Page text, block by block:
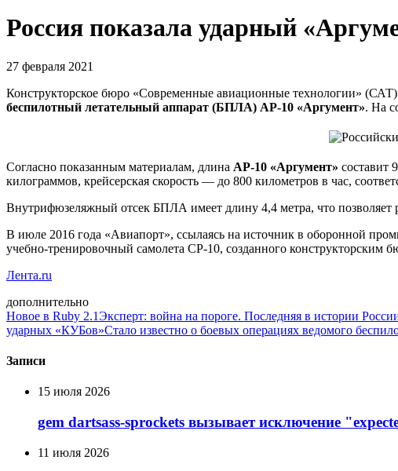
Россия показала ударный
27 февраля 2021
Конструкторское бюро «Современные авиационные технологии» (САТ)
беспилотный летательный аппарат (БПЛА) АР-10 «Аргумент». На
Согласно показанным материалам, длина АР-10 «Аргумент» составит
килограммов, крейсерская скорость — до 800 километров в час,
Внутрифюзеляжный отсек БПЛА имеет длину 4,4 метра, что позволяет
В июле 2016 года «Авиапорт», ссылаясь на источник в оборонной
учебно-тренировочный самолета СР-10, созданного
Лента.ru
дополнительно
Новое в Ruby 2.1Эксперт: война на пороге. Последняя в истории
ударных «КУБов»Стало известно о боевых операциях ведомого
Записи
15 июля 2026
gem dartsass-sprockets вызывает исключение
11 июля 2026